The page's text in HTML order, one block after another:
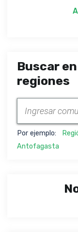
Buscar
regiones
Por ejemplo:
Antofagasta